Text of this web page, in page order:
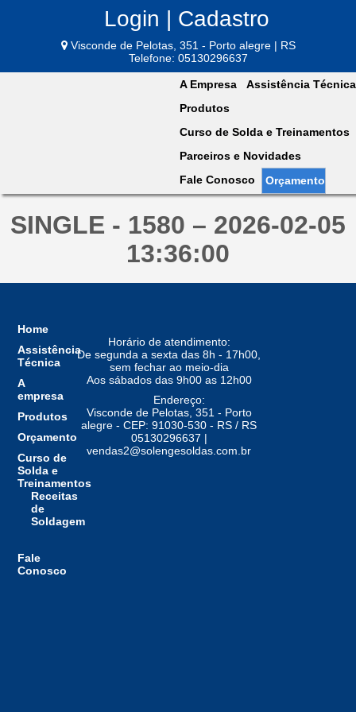
Login | Cadastro
Visconde de Pelotas, 351 - Porto alegre | RS
Telefone: 05130296637
A Empresa
Assistência Técnica
Produtos
Curso de Solda e Treinamentos
Parceiros e Novidades
Fale Conosco
Orçamento
SINGLE - 1580 – 2026-02-05
13:36:00
Home
Assistência
Técnica
A
empresa
Produtos
Orçamento
Curso de
Solda e
Treinamentos
Receitas
de
Soldagem
Fale
Conosco
Horário de atendimento:
De segunda a sexta das 8h - 17h00,
sem fechar ao meio-dia
Aos sábados das 9h00 as 12h00
Endereço:
Visconde de Pelotas, 351 - Porto
alegre - CEP: 91030-530 - RS / RS
05130296637 |
vendas2@solengesoldas.com.br